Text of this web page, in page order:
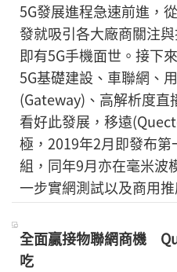
5G發展進程急速前進，
發就吸引各大廠商關注
即有5G手機面世。接下
5G基礎建設、車聯網、
(Gateway)、高解析度直
看好此發展，移遠
極，2019年2月即發布
組，同年9月亦在毫米波
一步實網測試以及商用
全面贏接物聯網商機
吃